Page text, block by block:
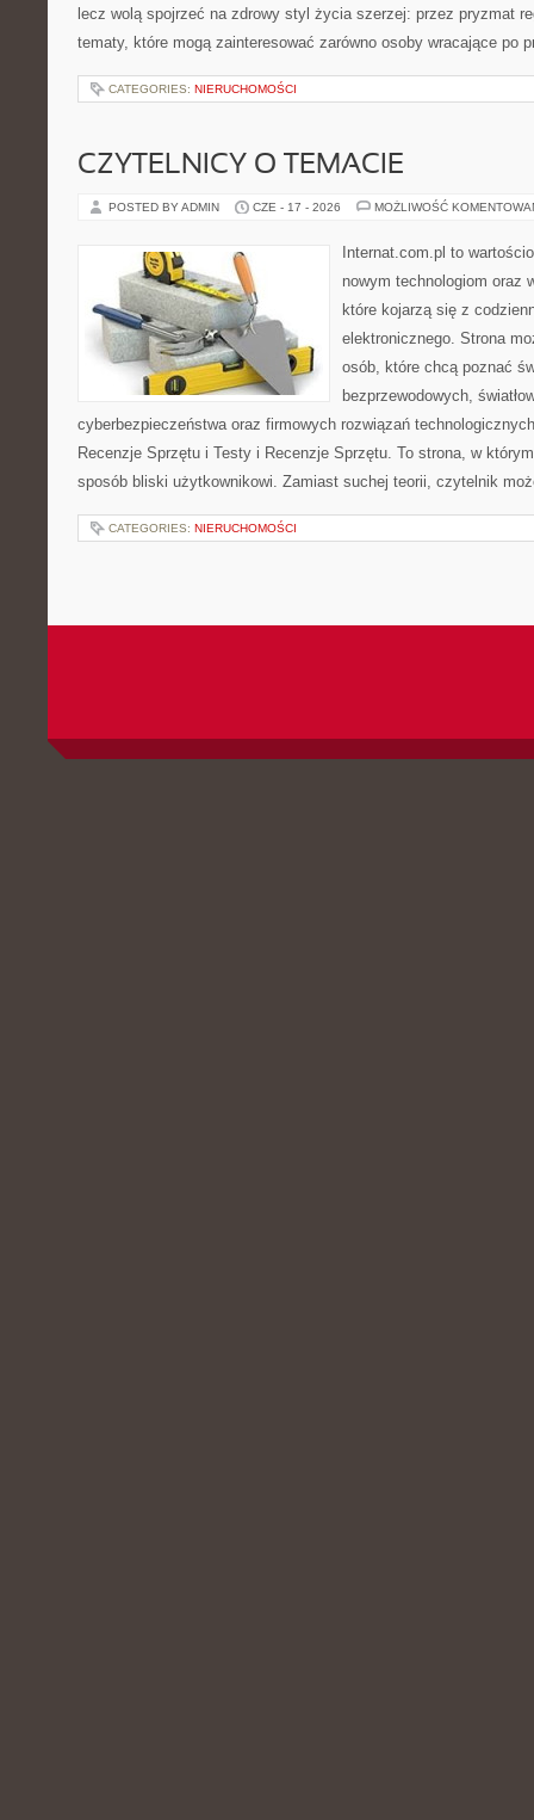
lecz wolą spojrzeć na zdrowy styl życia szerzej: przez pryzmat
tematy, które mogą zainteresować zarówno osoby wracające po
CATEGORIES: NIERUCHOMOŚCI
CZYTELNICY O TEMACIE
POSTED BY ADMIN CZE - 17 - 2026 MOŻLIWOŚĆ
Internat.com.pl to
nowym technologiom oraz
które kojarzą się z
elektronicznego. Strona
osób, które chcą poznać
bezprzewodowych,
cyberbezpieczeństwa oraz firmowych rozwiązań
Recenzje Sprzętu i Testy i Recenzje Sprzętu. To strona, w
sposób bliski użytkownikowi. Zamiast suchej teorii, czytelnik
CATEGORIES: NIERUCHOMOŚCI